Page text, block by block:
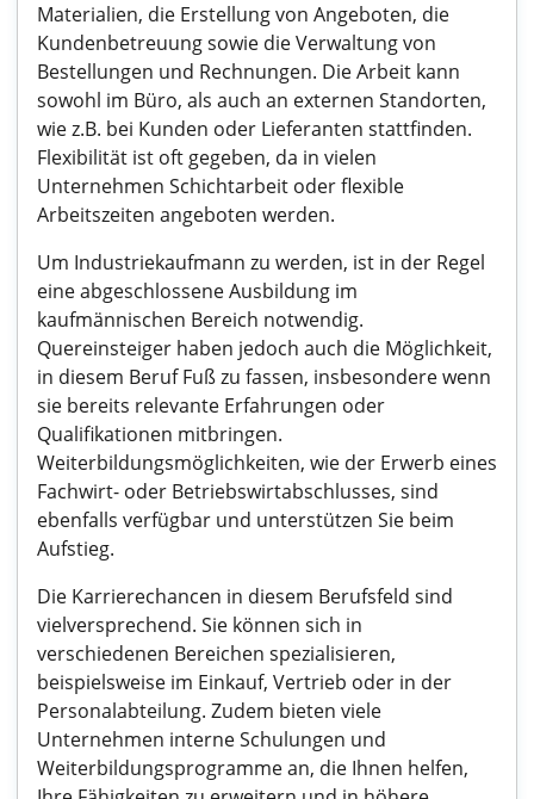
Materialien, die Erstellung von Angeboten, die
Kundenbetreuung sowie die Verwaltung von
Bestellungen und Rechnungen. Die Arbeit kann
sowohl im Büro, als auch an externen Standorten,
wie z.B. bei Kunden oder Lieferanten stattfinden.
Flexibilität ist oft gegeben, da in vielen
Unternehmen Schichtarbeit oder flexible
Arbeitszeiten angeboten werden.
Um Industriekaufmann zu werden, ist in der Regel
eine abgeschlossene Ausbildung im
kaufmännischen Bereich notwendig.
Quereinsteiger haben jedoch auch die Möglichkeit,
in diesem Beruf Fuß zu fassen, insbesondere wenn
sie bereits relevante Erfahrungen oder
Qualifikationen mitbringen.
Weiterbildungsmöglichkeiten, wie der Erwerb eines
Fachwirt- oder Betriebswirtabschlusses, sind
ebenfalls verfügbar und unterstützen Sie beim
Aufstieg.
Die Karrierechancen in diesem Berufsfeld sind
vielversprechend. Sie können sich in
verschiedenen Bereichen spezialisieren,
beispielsweise im Einkauf, Vertrieb oder in der
Personalabteilung. Zudem bieten viele
Unternehmen interne Schulungen und
Weiterbildungsprogramme an, die Ihnen helfen,